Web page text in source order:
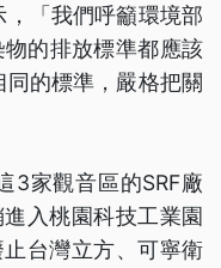
「我們呼籲環境部
的排放標準都應該
的標準，嚴格把關
3家觀音區的SRF廠
入桃園科技工業園
台灣立方、可寧衛